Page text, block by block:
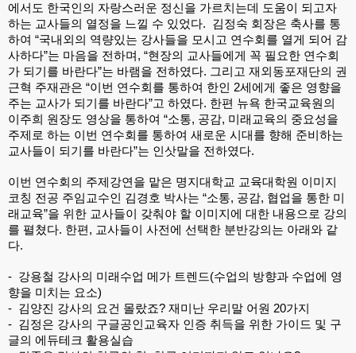
에서도 한국인의 자랑스러운 정신을 가르치는데 도움이 되고자
하는 교사들의 열정을 느낄 수 있었다.  김정숙 회장은 축사를 통
하여 “국내외의 역량있는 강사들을 모시고 연수회를 열게 되어 감
사하다”는 마음을 전하며, “현장의 교사들에게 꼭 필요한 연수회
가 되기를 바란다”는 바램을 전하였다. 그리고 재외동포재단의 권
근혁 주재관은 “이번 연수회를 통하여 한인 2세에게 좋은 영향을
주는 교사가 되기를 바란다”고 하였다. 한편 뉴욕 한국교육원의
이주희 원장도 영상을 통하여 “소통, 공감, 미래교육의 중요성을
주제로 하는 이번 연수회를 통하여 새로운 시대를 향해 준비하는
교사들이 되기를 바란다”는 인삿말을 전하였다.
이번 연수회의 주제강연을 맡은 명지대학교 교육대학원 이미지
코칭 전공 주임교수인 김경호 박사는 “소통, 공감, 협업을 통한 미
래교육”을 위한 교사들이 갖춰야 할 이미지에 대한 내용으로 강의
를 펼쳤다. 한편, 교사들이 사전에 선택한 분반강의는 아래와 같
다.
-  강용철 강사의 미래수업 메가 트렌드(수업의 방향과 수업에 영
향을 미치는 요소)
-  김양진 강사의 요건 몰랐죠? 재미난 우리말 어원 20가지
-  김정은 강사의 구글공인교육자 인증 취득을 위한 가이드 및 구
글의 에듀테크 활용실습